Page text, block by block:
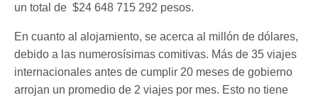
un total de $24 648 715 292 pesos.
En cuanto al alojamiento, se acerca al millón de dólares,
debido a las numerosísimas comitivas. Más de 35 viajes
internacionales antes de cumplir 20 meses de gobierno
arrojan un promedio de 2 viajes por mes. Esto no tiene